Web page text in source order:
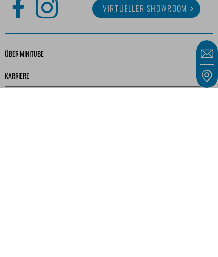
VIRTUELLER SHOWROOM
ÜBER MINITUBE
KARRIERE